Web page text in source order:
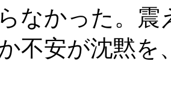
なかった。震
不安が沈黙を